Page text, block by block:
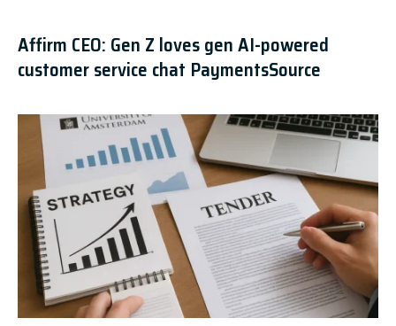
Affirm CEO: Gen Z loves gen AI-powered
customer service chat PaymentsSource